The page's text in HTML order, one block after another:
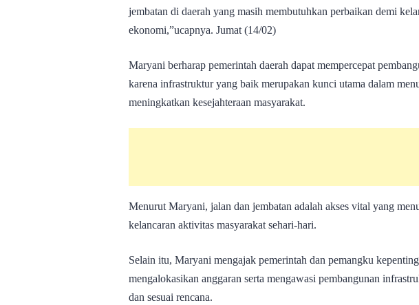
jembatan di daerah yang masih membutuhkan perbaikan demi
ekonomi,”ucapnya. Jumat (14/02)
Maryani berharap pemerintah daerah dapat mempercepat
karena infrastruktur yang baik merupakan kunci utama dalam
meningkatkan kesejahteraan masyarakat.
Menurut Maryani, jalan dan jembatan adalah akses vital yang
kelancaran aktivitas masyarakat sehari-hari.
Selain itu, Maryani mengajak pemerintah dan pemangku
mengalokasikan anggaran serta mengawasi pembangunan
dan sesuai rencana.